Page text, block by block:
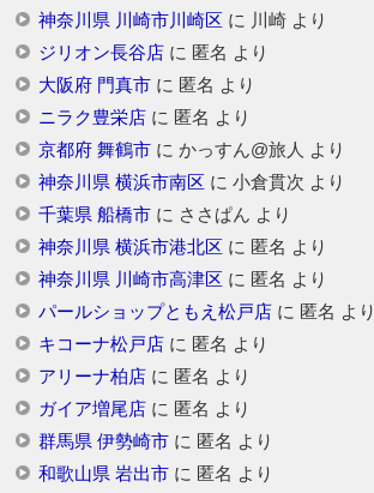
神奈川県 川崎市川崎区 に 川崎より
ジリオン長谷店に 匿名 より
大阪府 門真市に 匿名 より
ニラク豊栄店に 匿名 より
京都府 舞鶴市に かっすん@旅人 より
神奈川県 横浜市南区 に 小倉貫次 より
千葉県 船橋市に ささぱん より
神奈川県 横浜市港北区 に 匿名 より
神奈川県 川崎市高津区 に 匿名 より
パールショップともえ松戸店に 匿名 より
キコーナ松戸店に 匿名 より
アリーナ柏店に 匿名 より
ガイア増尾店に 匿名 より
群馬県 伊勢崎市に 匿名 より
和歌山県 岩出市に 匿名 より